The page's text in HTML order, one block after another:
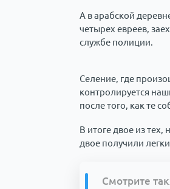
А в арабской
четырех евреев,
службе полиции.
Селение, где
контролируется
после того, как те
В итоге двое из
двое получили
Смотрите